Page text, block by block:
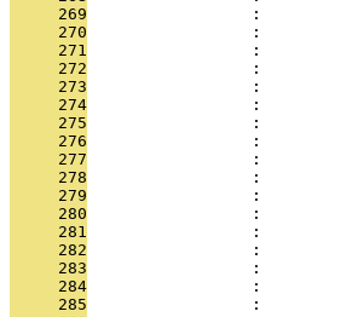
     269
:
     270
:
     271
:
     272
:
     273
:
     274
:
     275
:
     276
:
     277
:
     278
:
     279
:
     280
:
     281
:
     282
:
     283
:
     284
:
     285
: